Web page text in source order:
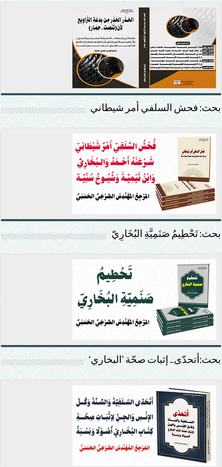
بحث: فحش السلفي أمر شيطاني
بحث: تَحْطِيمُ صَنَمِيَّةِ البُخَارِيّ
بحث:أتحدّى.. إثبات صحّة ’البخاري‘